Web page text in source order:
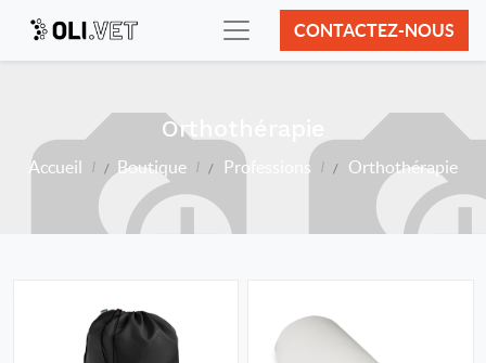
CONTACTEZ-NOUS
Orthothérapie
Accueil Boutique Professions Orthothérapie